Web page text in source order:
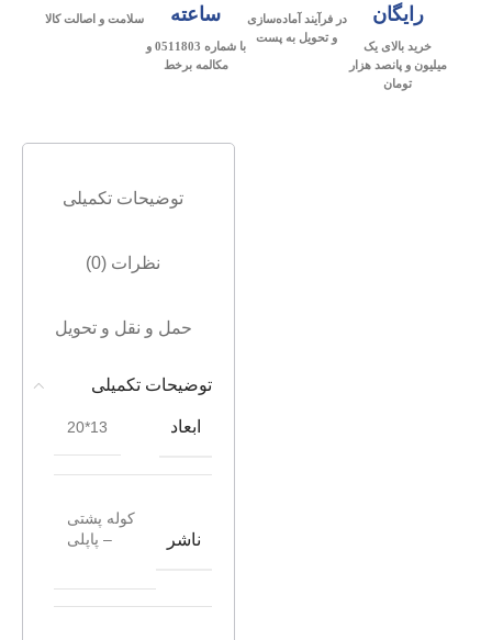
رایگان
خرید بالای یک
میلیون و پانصد هزار
تومان
در فرآیند آماده‌سازی
و تحویل به پست
ساعته
با شماره 0511803 و
مکالمه برخط
سلامت و اصالت کالا
توضیحات تکمیلی
نظرات (0)
حمل و نقل و تحویل
توضیحات تکمیلی
ابعاد 13*20
ناشر
کوله پشتی
– پاپلی